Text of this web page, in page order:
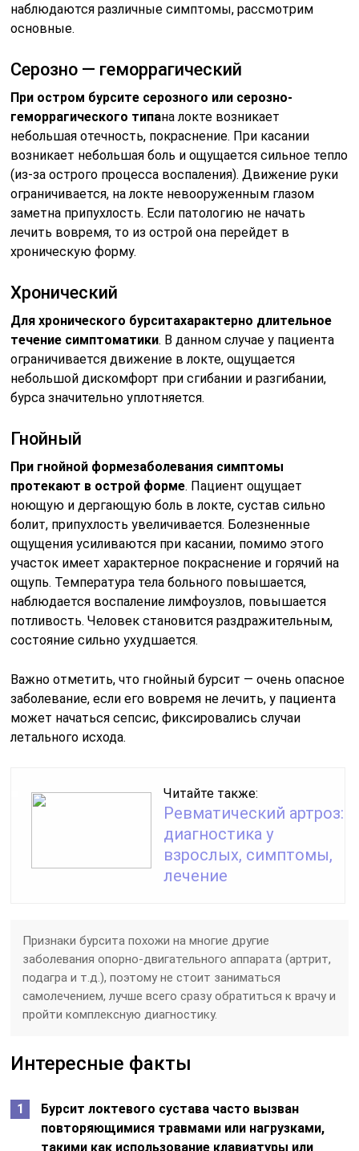
наблюдаются различные симптомы, рассмотрим
основные.
Серозно — геморрагический
При остром бурсите серозного или серозно-
геморрагического типана локте возникает
небольшая отечность, покраснение. При касании
возникает небольшая боль и ощущается сильное тепло
(из-за острого процесса воспаления). Движение руки
ограничивается, на локте невооруженным глазом
заметна припухлость. Если патологию не начать
лечить вовремя, то из острой она перейдет в
хроническую форму.
Хронический
Для хронического бурситахарактерно длительное
течение симптоматики. В данном случае у пациента
ограничивается движение в локте, ощущается
небольшой дискомфорт при сгибании и разгибании,
бурса значительно уплотняется.
Гнойный
При гнойной формезаболевания симптомы
протекают в острой форме. Пациент ощущает
ноющую и дергающую боль в локте, сустав сильно
болит, припухлость увеличивается. Болезненные
ощущения усиливаются при касании, помимо этого
участок имеет характерное покраснение и горячий на
ощупь. Температура тела больного повышается,
наблюдается воспаление лимфоузлов, повышается
потливость. Человек становится раздражительным,
состояние сильно ухудшается.
Важно отметить, что гнойный бурсит — очень опасное
заболевание, если его вовремя не лечить, у пациента
может начаться сепсис, фиксировались случаи
летального исхода.
Читайте также:
Ревматический артроз:
диагностика у
взрослых, симптомы,
лечение
Признаки бурсита похожи на многие другие
заболевания опорно-двигательного аппарата (артрит,
подагра и т.д.), поэтому не стоит заниматься
самолечением, лучше всего сразу обратиться к врачу и
пройти комплексную диагностику.
Интересные факты
Бурсит локтевого сустава часто вызван
повторяющимися травмами или нагрузками,
такими как использование клавиатуры или